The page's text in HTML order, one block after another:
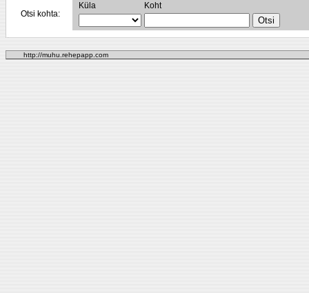
Otsi kohta:
Küla Koht
http://muhu.rehepapp.com